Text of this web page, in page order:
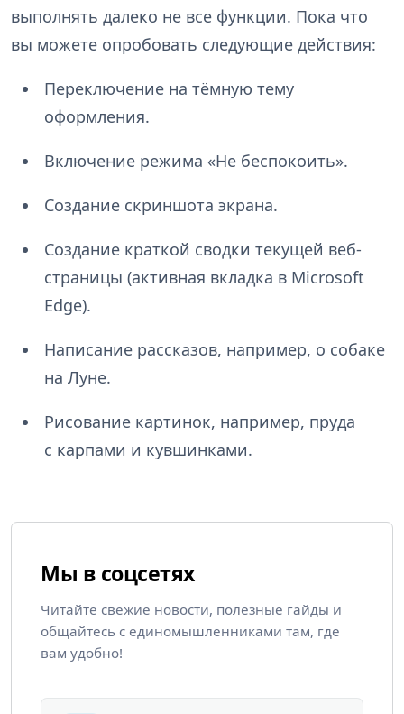
выполнять далеко не все функции. Пока что
вы можете опробовать следующие действия:
Переключение на тёмную тему
оформления.
Включение режима «Не беспокоить».
Создание скриншота экрана.
Создание краткой сводки текущей веб-
страницы (активная вкладка в Microsoft
Edge).
Написание рассказов, например, о собаке
на Луне.
Рисование картинок, например, пруда
с карпами и кувшинками.
Мы в соцсетях
Читайте свежие новости, полезные гайды и
общайтесь с единомышленниками там, где
вам удобно!